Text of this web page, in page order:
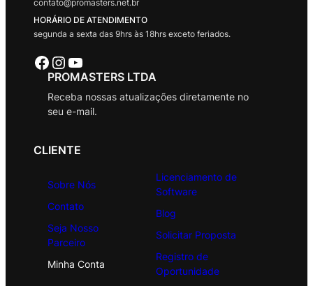
contato@promasters.net.br
HORÁRIO DE ATENDIMENTO
segunda a sexta das 9hrs às 18hrs exceto feriados.
Facebook Instagram Youtube
PROMASTERS LTDA
Receba nossas atualizações diretamente no
seu e-mail.
CLIENTE
Sobre Nós
Contato
Seja Nosso
Parceiro
Minha Conta
Licenciamento de
Software
Blog
Solicitar Proposta
Registro de
Oportunidade